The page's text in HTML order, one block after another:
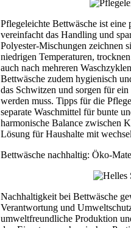
Pflegeleichte Bettwäsche ist eine
vereinfacht das Handling und
Polyester-Mischungen zeichnen
niedrigen Temperaturen,
auch nach mehreren
Bettwäsche zudem hygienisch
das Schwitzen und sorgen für
werden muss. Tipps für die
separate Waschmittel für bunte
harmonische Balance zwischen
Lösung für Haushalte mit
Bettwäsche nachhaltig: Öko-
Nachhaltigkeit bei Bettwäsche
Verantwortung und
umweltfreundliche Produktion